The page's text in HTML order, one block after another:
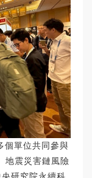
個單位共同參與
地震災害鏈風險